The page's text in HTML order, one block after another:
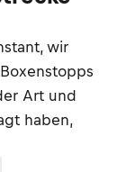
wir
Art und
haben,